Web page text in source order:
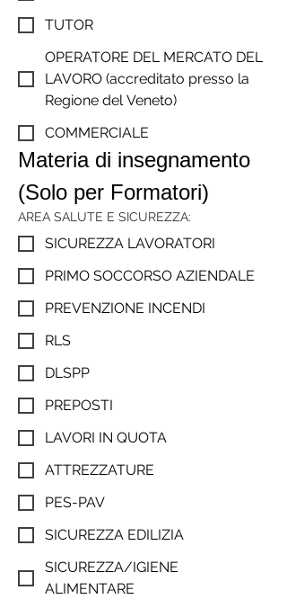
TUTOR
OPERATORE DEL MERCATO DEL
LAVORO (accreditato presso la
Regione del Veneto)
COMMERCIALE
Materia di insegnamento
(Solo per Formatori)
AREA SALUTE E SICUREZZA:
SICUREZZA LAVORATORI
PRIMO SOCCORSO AZIENDALE
PREVENZIONE INCENDI
RLS
DLSPP
PREPOSTI
LAVORI IN QUOTA
ATTREZZATURE
PES-PAV
SICUREZZA EDILIZIA
SICUREZZA/IGIENE
ALIMENTARE